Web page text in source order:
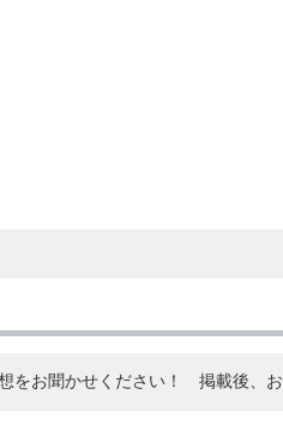
をお聞かせください！ 掲載後、